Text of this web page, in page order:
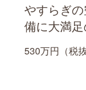
やすらぎ
備に大満
530万円（税抜